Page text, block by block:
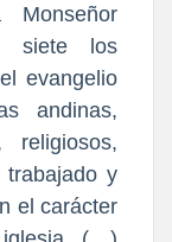
siete los
evangelio
andinas,
religiosos,
trabajado y
el carácter